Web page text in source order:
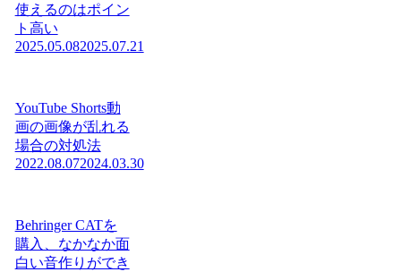
使えるのはポイン
ト高い
2025.05.082025.07.21
YouTube Shorts動
画の画像が乱れる
場合の対処法
2022.08.072024.03.30
Behringer CATを
購入、なかなか面
白い音作りができ